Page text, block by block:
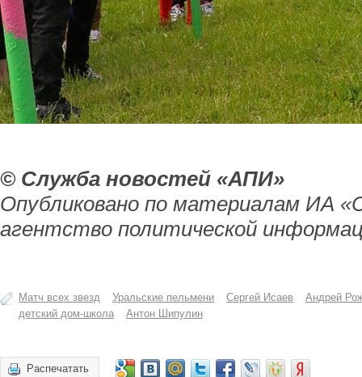
© Служба новостей «АПИ»
Опубликовано по материалам ИА
агентство политической
Матч всех звезд Уральские пельмени Сергей Исаев
Андрей
детский дом-школа
Антон Шипулин
Распечатать